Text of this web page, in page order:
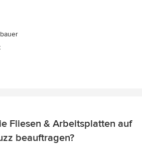
Fliesen & Arbeitsplatten auf
beauftragen?